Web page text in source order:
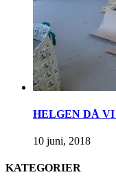
HELGEN DÅ VI
10 juni, 2018
KATEGORIER